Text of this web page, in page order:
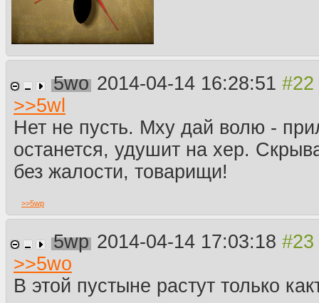
5wo 2014-04-14 16:28:51
>>5wl
Нет не пусть. Мху дай волю -
останется, удушит на хер.
без жалости, товарищи!
>>5wp
5wp 2014-04-14 17:03:18
>>5wo
В этой пустыне растут только